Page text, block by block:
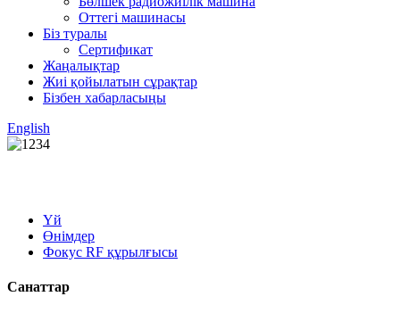
Оттегі машинасы
Біз туралы
Сертификат
Жаңалықтар
Жиі қойылатын сұрақтар
Бізбен хабарласыңы
English
Үй
Өнімдер
Фокус RF құрылғысы
Санаттар